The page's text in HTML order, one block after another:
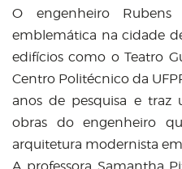
O engenheiro
emblemática na cidade
edifícios como o Teatro
Centro Politécnico da
anos de pesquisa e traz
obras do engenheiro
arquitetura modernista